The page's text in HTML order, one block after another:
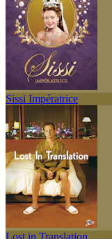
Sissi Impératrice
Lost in Translation